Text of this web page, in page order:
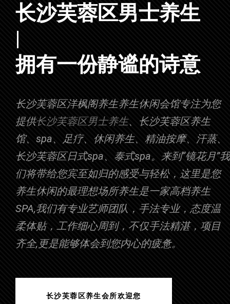
长沙芙蓉区男士养生
让您身心得到放松
拥有一份静谧的诗意
长沙芙蓉区洋枫阁养生养生休闲会馆专注为您
提供长沙芙蓉区男士养生、长沙芙蓉区养生
馆、spa、足疗、休闲养生、精油按摩、汗蒸、
长沙芙蓉区日式spa、泰式spa。来到“镜花月”我
们将带给您宾至如归的感受与轻松，这里是您
养生休闲的最理想场所养生是一家高档养生
SPA,我们有专业艺师团队，手法专业，态度温
柔体贴，工作细心周到，不仅手法精湛，项目
齐全,更是能够体会到您内心的疲惫。
长沙芙蓉区养生会所欢迎您